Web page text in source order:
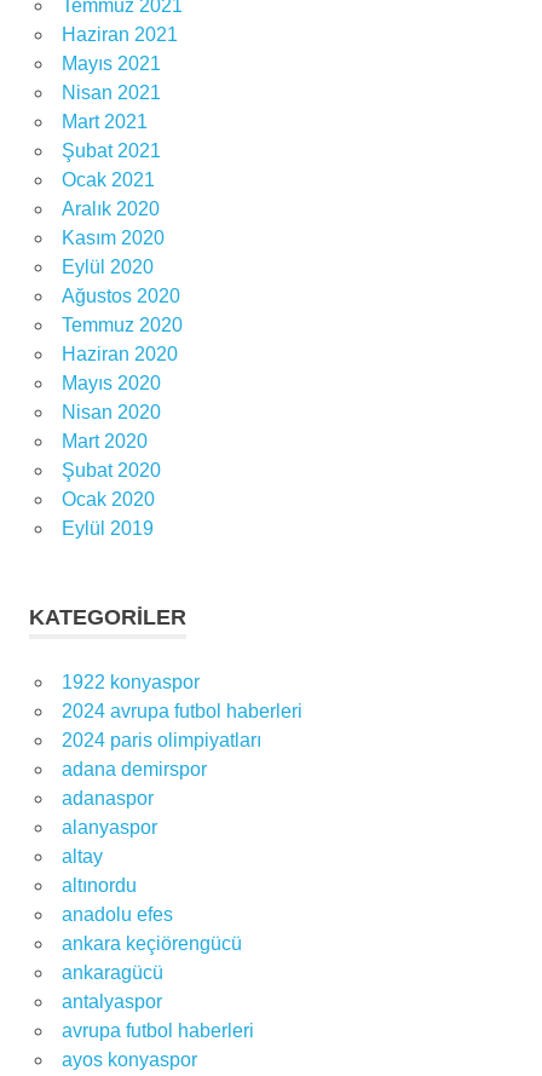
Temmuz 2021
Haziran 2021
Mayıs 2021
Nisan 2021
Mart 2021
Şubat 2021
Ocak 2021
Aralık 2020
Kasım 2020
Eylül 2020
Ağustos 2020
Temmuz 2020
Haziran 2020
Mayıs 2020
Nisan 2020
Mart 2020
Şubat 2020
Ocak 2020
Eylül 2019
KATEGORILER
1922 konyaspor
2024 avrupa futbol haberleri
2024 paris olimpiyatları
adana demirspor
adanaspor
alanyaspor
altay
altınordu
anadolu efes
ankara keçiörengücü
ankaragücü
antalyaspor
avrupa futbol haberleri
ayos konyaspor